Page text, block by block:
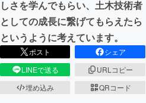
しさを学んでもらい、土木技術者
としての成長に繋げてもらえたら
というように考えています。
ポスト
シェア
LINEで送る
URLコピー
埋め込み
QRコード